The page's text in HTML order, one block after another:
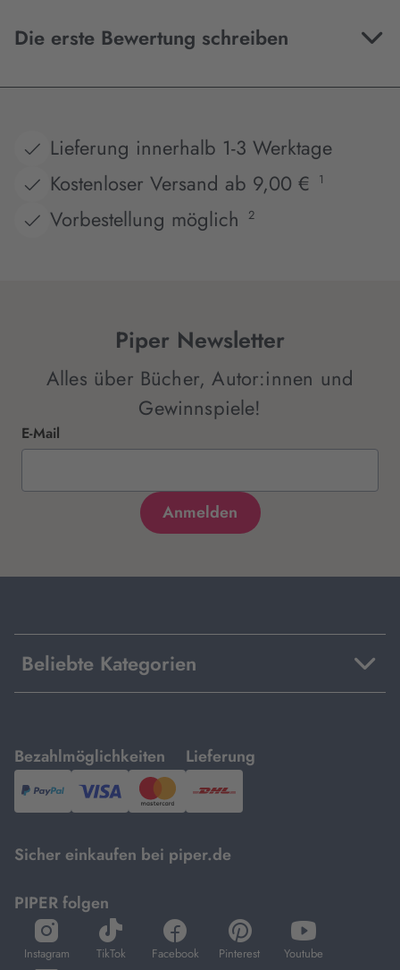
Die erste Bewertung schreiben
Lieferung innerhalb 1-3 Werktage
Kostenloser Versand ab 9,00 €
1
Vorbestellung möglich 2
Piper Newsletter
Alles über Bücher, Autor:innen und
Gewinnspiele!
E-Mail
Beliebte Kategorien
Bezahlmöglichkeiten
mit
PayPal,Visa
und
Lieferung
mit
DHL.
Sicher einkaufen bei piper.de
PIPER folgen
Instagram
öffnet
in
TikTok
öffnet
in
Facebook
öffnet
in
Pinterest
öffnet
in
Youtube
öffnet
in